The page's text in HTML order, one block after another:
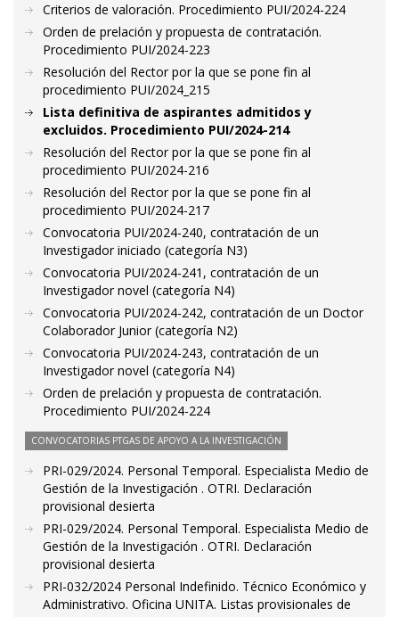
Criterios de valoración. Procedimiento PUI/2024-224
Orden de prelación y propuesta de contratación.
Procedimiento PUI/2024-223
Resolución del Rector por la que se pone fin al
procedimiento PUI/2024_215
Lista definitiva de aspirantes admitidos y
excluidos. Procedimiento PUI/2024-214
Resolución del Rector por la que se pone fin al
procedimiento PUI/2024-216
Resolución del Rector por la que se pone fin al
procedimiento PUI/2024-217
Convocatoria PUI/2024-240, contratación de un
Investigador iniciado (categoría N3)
Convocatoria PUI/2024-241, contratación de un
Investigador novel (categoría N4)
Convocatoria PUI/2024-242, contratación de un Doctor
Colaborador Junior (categoría N2)
Convocatoria PUI/2024-243, contratación de un
Investigador novel (categoría N4)
Orden de prelación y propuesta de contratación.
Procedimiento PUI/2024-224
CONVOCATORIAS PTGAS DE APOYO A LA INVESTIGACIÓN
PRI-029/2024. Personal Temporal. Especialista Medio de
Gestión de la Investigación . OTRI. Declaración
provisional desierta
PRI-029/2024. Personal Temporal. Especialista Medio de
Gestión de la Investigación . OTRI. Declaración
provisional desierta
PRI-032/2024 Personal Indefinido. Técnico Económico y
Administrativo. Oficina UNITA. Listas provisionales de